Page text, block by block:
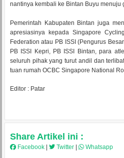
nantinya kembali ke Bintan Buyu menuju
Pemerintah Kabupaten Bintan juga
apresiasinya kepada Singapore
Federation atau PB ISSI (Pengurus
PB ISSI Kepri, PB ISSI Bintan, para
seluruh pihak yang turut andil dan
tuan rumah OCBC Singapore National
Editor : Patar
Share Artikel ini :
Facebook Twitter Whatsapp